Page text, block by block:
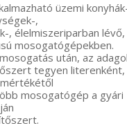
üzemi
,
, élelmiszeriparban lévő,
mosogatógépekben.
után, az
tegyen literenként,
mosogatógép a gyári